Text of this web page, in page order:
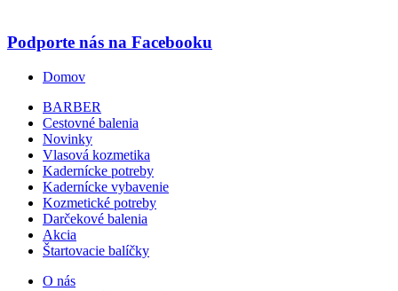
Podporte nás na Facebooku
Domov
BARBER
Cestovné balenia
Novinky
Vlasová kozmetika
Kadernícke potreby
Kadernícke vybavenie
Kozmetické potreby
Darčekové balenia
Akcia
Štartovacie balíčky
O nás